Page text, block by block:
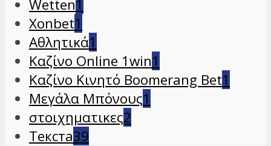
Wetten1
Xonbet1
Αθλητικά1
Καζίνο Online 1win1
Καζίνο Κινητό Boomerang Bet1
Μεγάλα Μπόνους1
στοιχηματικες2
Текста39